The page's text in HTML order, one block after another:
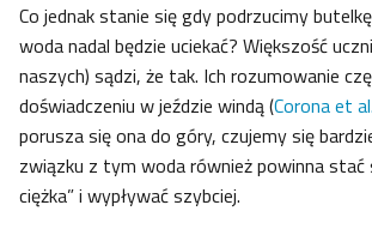
Co jednak stanie się gdy podrzucimy
woda nadal będzie uciekać? Większość
naszych) sądzi, że tak. Ich rozumowanie
doświadczeniu w jeździe windą (Corona et
porusza się ona do góry, czujemy się
związku z tym woda również powinna stać
ciężka” i wypływać szybciej.